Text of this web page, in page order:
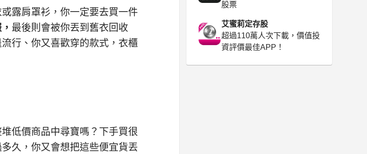
露肩罩衫，你一定要去買一件
最後則會被你丟到舊衣回收
行、你又喜歡穿的款式，衣櫃
低價商品中尋寶嗎？下手買很
久，你又會想把這些便宜貨丟
股票
艾蜜莉定存股
超過110萬人次下載，價值投
資評價最佳APP！